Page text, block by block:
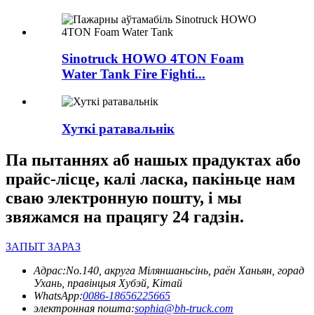
Sinotruck HOWO 4TON Foam
Water Tank Fire Fighti...
Хуткі ратавальнік
Па пытаннях аб нашых прадуктах або
прайс-лісце, калі ласка, пакіньце нам
сваю электронную пошту, і мы
звяжамся на працягу 24 гадзін.
ЗАПЫТ ЗАРАЗ
Адрас:No.140, акруга Міляншаньсінь, раён Ханьян, горад
Ухань, правінцыя Хубэй, Кітай
WhatsApp:0086-18656225665
электронная пошта:sophia@bh-truck.com